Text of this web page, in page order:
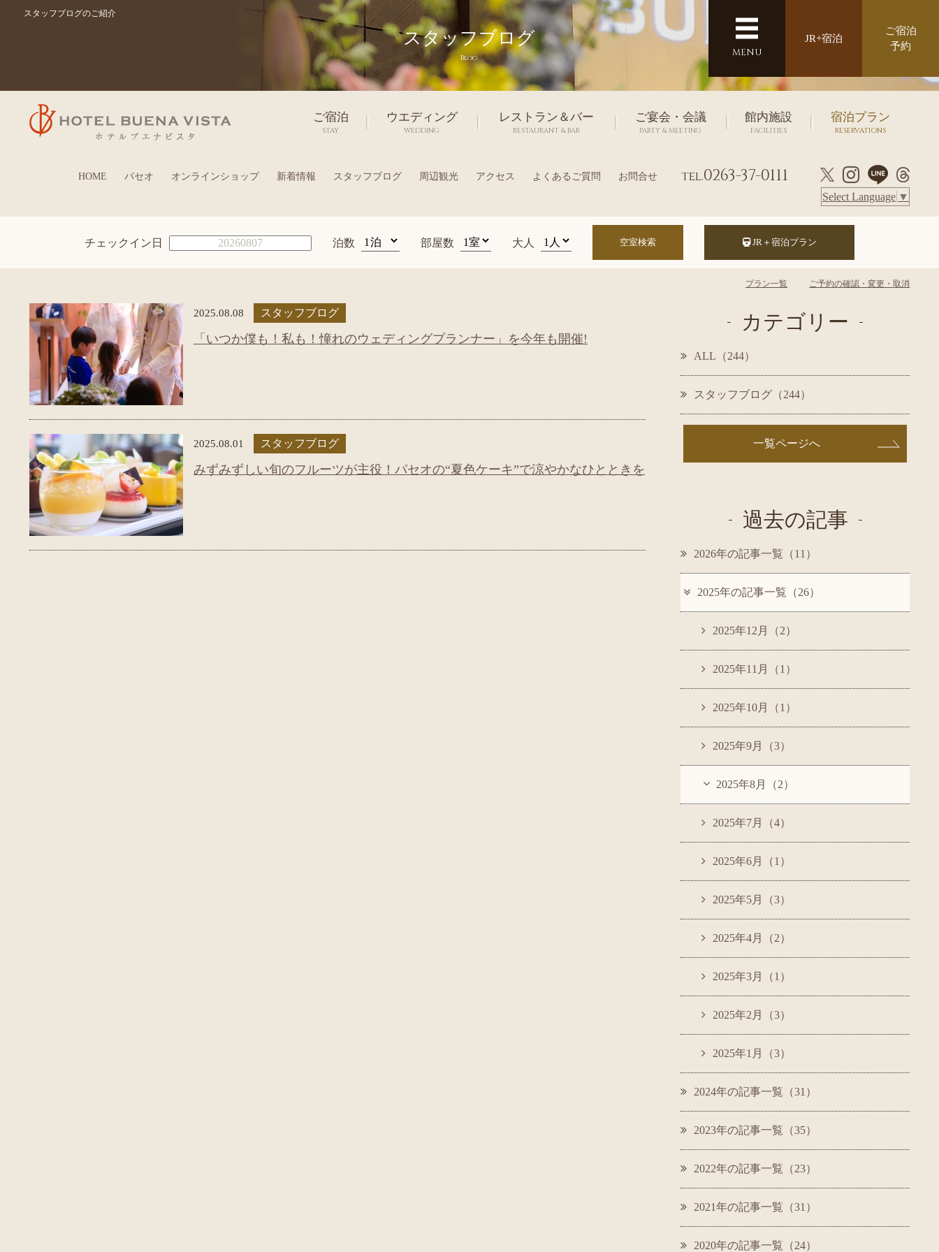
スタッフブログのご紹介
スタッフブログ
Blog
ご宿泊
STAY
ウエディング
WEDDING
レストラン＆バー
RESTAURANT & BAR
ご宴会・会議
PARTY & MEETING
館内施設
FACILITIES
宿泊プラン
RESERVATIONS
HOME パセオ オンラインショップ 新着情報 スタッフブログ 周辺観光 アクセス よくあるご質問 お問合せ tel.0263-37-0111
Select Language ▼
チェックイン日 泊数 部屋数 大人 JR＋宿泊プラン
プラン一覧 ご予約の確認・変更・取消
2025.08.08 スタッフブログ
「いつか僕も！私も！憧れのウェディングプランナー」を今年も開催!
2025.08.01 スタッフブログ
みずみずしい旬のフルーツが主役！パセオの“夏色ケーキ”で涼やかなひとときを
カテゴリー
ALL（244）
スタッフブログ（244）
一覧ページへ
過去の記事
2026年の記事一覧（11）
2025年の記事一覧（26）
2025年12月（2）
2025年11月（1）
2025年10月（1）
2025年9月（3）
2025年8月（2）
2025年7月（4）
2025年6月（1）
2025年5月（3）
2025年4月（2）
2025年3月（1）
2025年2月（3）
2025年1月（3）
2024年の記事一覧（31）
2023年の記事一覧（35）
2022年の記事一覧（23）
2021年の記事一覧（31）
2020年の記事一覧（24）
MENU
JR+宿泊
ご宿泊
予約